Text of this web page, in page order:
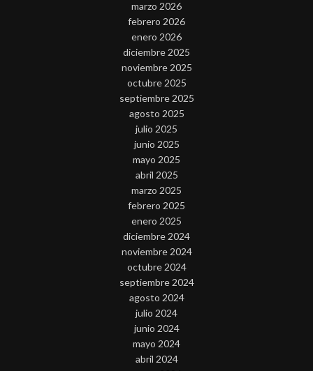
marzo 2026
febrero 2026
enero 2026
diciembre 2025
noviembre 2025
octubre 2025
septiembre 2025
agosto 2025
julio 2025
junio 2025
mayo 2025
abril 2025
marzo 2025
febrero 2025
enero 2025
diciembre 2024
noviembre 2024
octubre 2024
septiembre 2024
agosto 2024
julio 2024
junio 2024
mayo 2024
abril 2024